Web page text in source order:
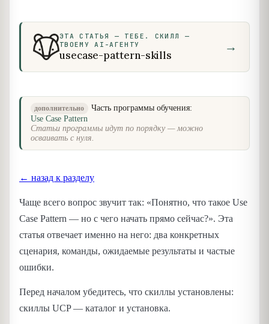
ЭТА СТАТЬЯ — ТЕБЕ. СКИЛЛ —
ТВОЕМУ AI-АГЕНТУ
usecase-pattern-skills
→
дополнительно
Часть программы обучения:
Use Case Pattern
Статьи программы идут по порядку — можно
осваивать с нуля.
← назад к разделу
Чаще всего вопрос звучит так: «Понятно, что такое Use
Case Pattern — но с чего начать прямо сейчас?». Эта
статья отвечает именно на него: два конкретных
сценария, команды, ожидаемые результаты и частые
ошибки.
Перед началом убедитесь, что скиллы установлены:
скиллы UCP — каталог и установка.